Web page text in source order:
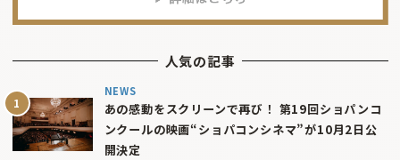
人気の記事
NEWS
あの感動をスクリーンで再び！ 第19回ショパンコ
ンクールの映画“ショパコンシネマ”が10月2日公
開決定